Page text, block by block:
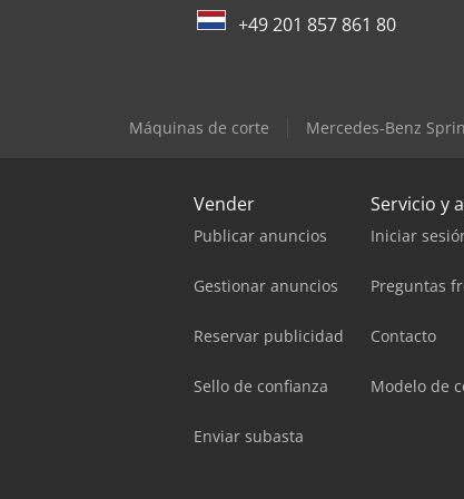
+49 201 857 861 80
Máquinas de corte Mercedes-Benz
Vender
Publicar anuncios
Gestionar anuncios
Reservar publicidad
Sello de confianza
Enviar subasta
Servicio y
Iniciar
Preguntas
Contacto
Modelo de